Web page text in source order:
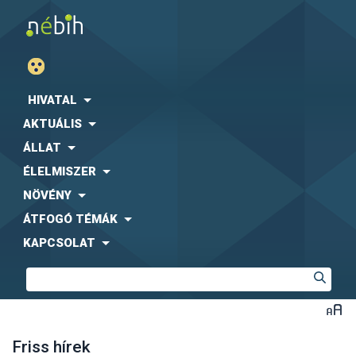
HIVATAL
AKTUÁLIS
ÁLLAT
ÉLELMISZER
NÖVÉNY
ÁTFOGÓ TÉMÁK
KAPCSOLAT
Friss hírek